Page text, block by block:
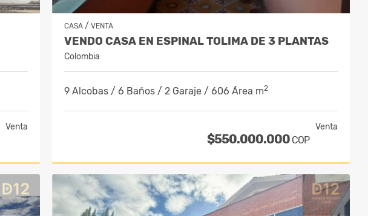
Venta
CASA / VENTA
VENDO CASA EN ESPINAL TOLIMA DE 3 PLANTAS
Colombia
9 Alcobas / 6 Baños / 2 Garaje / 606 Área m2
Venta
$550.000.000 COP